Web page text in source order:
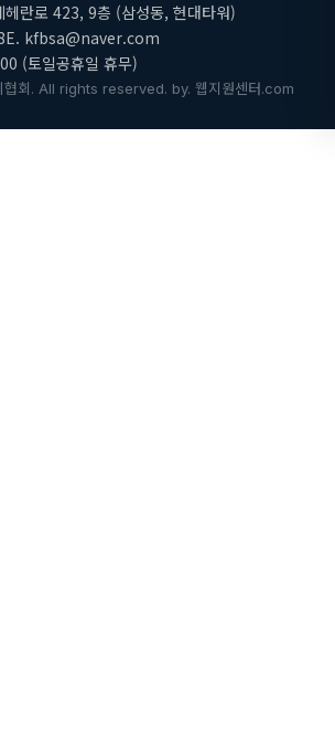
헤란로 423, 9층 (삼성동, 현대타워)
E. kfbsa@naver.com
(토일공휴일 휴무)
협회. All rights reserved. by. 웹지원센터.com